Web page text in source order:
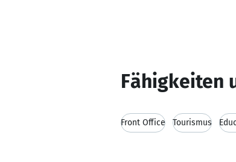
Fähigkeiten
Front Office Tourismus